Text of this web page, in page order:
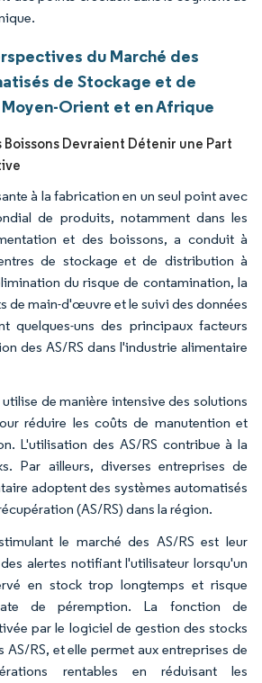
du Marché des
de Stockage et de
Orient et en Afrique
Devraient Détenir une Part
à la fabrication en un seul point avec
de produits, notamment dans les
et des boissons, a conduit à
de stockage et de distribution à
du risque de contamination, la
de main-d'œuvre et le suivi des données
quelques-uns des principaux facteurs
des AS/RS dans l'industrie alimentaire
de manière intensive des solutions
réduire les coûts de manutention et
L'utilisation des AS/RS contribue à la
Par ailleurs, diverses entreprises de
adoptent des systèmes automatisés
(AS/RS) dans la région.
le marché des AS/RS est leur
alertes notifiant l'utilisateur lorsqu'un
en stock trop longtemps et risque
de péremption. La fonction de
par le logiciel de gestion des stocks
AS/RS, et elle permet aux entreprises de
rentables en réduisant les